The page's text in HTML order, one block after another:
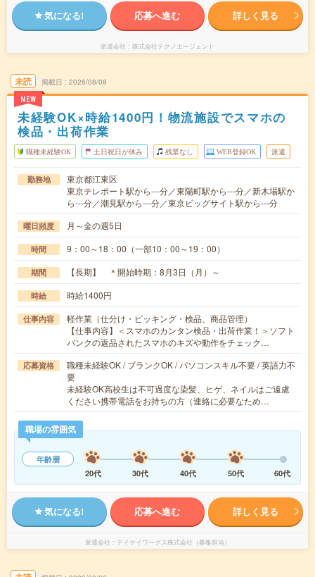
気になる! 応募へ進む 詳しく見る
派遣会社 株式会社テクノエージェント
未読
NEW
掲載日 2026/08/08
未経験OK×時給1400円！物流施設でスマホの
検品・出荷作業
職種未経験OK 土日祝日が休み 残業なし WEB登録OK 派遣
勤務地
東京都江東区
東京テレポート駅から---分／東陽町駅から---分／新木場駅か
ら---分／潮見駅から---分／東京ビッグサイト駅から---分
曜日頻度 月～金の週5日
時間 9：00～18：00（一部10：00～19：00）
期間 【長期】 ＊開始時期：8月3日（月）～
時給 時給1400円
仕事内容
軽作業（仕分け・ピッキング・検品、商品管理）
【仕事内容】＜スマホのカンタン検品・出荷作業！＞ソフト
バンクの返品されたスマホのキズや動作をチェック…
応募資格
職種未経験OK / ブランクOK / パソコンスキル不要 / 英語力不
要
未経験OK高校生は不可過度な染髪、ヒゲ、ネイルはご遠慮
ください携帯電話をお持ちの方（連絡に必要なため…
職場の雰囲気
年齢層
20代
30代 40代 50代 60代
気になる! 応募へ進む 詳しく見る
派遣会社 テイケイワークス株式会社（募集担当）